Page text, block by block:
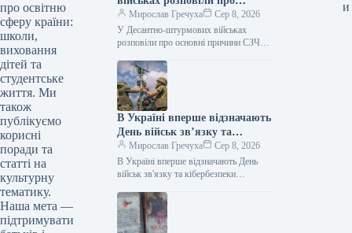
про освітню
сферу країни:
школи,
виховання
дітей та
студентське
життя. Ми
також
публікуємо
корисні
поради та
статті на
культурну
тематику.
Наша мета —
підтримувати
основні причини СЗЧ
Мирослав Гречуха
Сер 8, 2026
У Десантно-штурмових військах
розповіли про основні причини СЗЧ
Укрінформ Серед основних причин,
через які військовослужбовці
приймають рішення…
В Україні вперше відзначають
День військ зв’язку та
кібербезпеки
Мирослав Гречуха
Сер 8, 2026
В Україні вперше відзначають День
військ зв'язку та кібербезпеки
8 серпня вперше відзначають День
військ…
и